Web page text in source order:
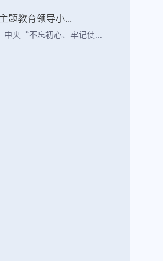
教育领导小...
中央“不忘初心、牢记使...